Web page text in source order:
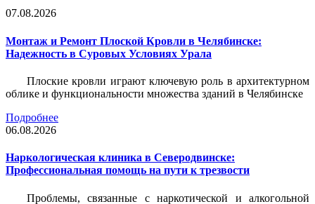
07.08.2026
Монтаж и Ремонт Плоской Кровли в Челябинске:
Надежность в Суровых Условиях Урала
Плоские кровли играют ключевую роль в архитектурном
облике и функциональности множества зданий в Челябинске
Подробнее
06.08.2026
Наркологическая клиника в Северодвинске:
Профессиональная помощь на пути к трезвости
Проблемы, связанные с наркотической и алкогольной